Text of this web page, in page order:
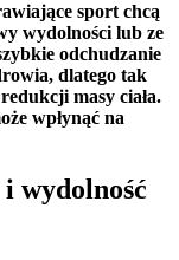
sport chcą
wydolności lub ze
odchudzanie
dlatego tak
masy ciała.
wpłynąć na
wydolność